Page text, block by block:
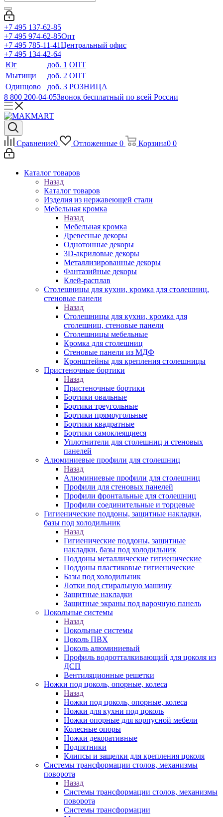
+7 495 137-62-85
+7 495 974-62-85Опт
+7 495 785-11-41Центральный офис
+7 495 134-42-64
Юг
доб. 1 ОПТ
Мытищи
доб. 2 ОПТ
Одинцово
доб. 3 РОЗНИЦА
8 800 200-04-05Звонок бесплатный по всей России
Сравнение0 Отложенные 0 Корзина0 0
Каталог товаров
Назад
Каталог товаров
Изделия из нержавеющей стали
Мебельная кромка
Назад
Мебельная кромка
Древесные декоры
Однотонные декоры
3D-акриловые декоры
Металлизированные декоры
Фантазийные декоры
Клей-расплав
Столешницы для кухни, кромка для столешниц,
стеновые панели
Назад
Столешницы для кухни, кромка для
столешниц, стеновые панели
Столешницы мебельные
Кромка для столешниц
Стеновые панели из МДФ
Кронштейны для крепления столешницы
Пристеночные бортики
Назад
Пристеночные бортики
Бортики овальные
Бортики треугольные
Бортики прямоугольные
Бортики квадратные
Бортики самоклеящиеся
Уплотнители для столешниц и стеновых
панелей
Алюминиевые профили для столешниц
Назад
Алюминиевые профили для столешниц
Профили для стеновых панелей
Профили фронтальные для столешниц
Профили соединительные и торцевые
Гигиенические поддоны, защитные накладки,
базы под холодильник
Назад
Гигиенические поддоны, защитные
накладки, базы под холодильник
Поддоны металлические гигиенические
Поддоны пластиковые гигиенические
Базы под холодильник
Лотки под стиральную машину
Защитные накладки
Защитные экраны под варочную панель
Цокольные системы
Назад
Цокольные системы
Цоколь ПВХ
Цоколь алюминиевый
Профиль водоотталкивающий для цоколя из
ДСП
Вентиляционные решетки
Ножки под цоколь, опорные, колеса
Назад
Ножки под цоколь, опорные, колеса
Ножки для кухни под цоколь
Ножки опорные для корпусной мебели
Колесные опоры
Ножки декоративные
Подпятники
Клипсы и защелки для крепления цоколя
Системы трансформации столов, механизмы
поворота
Назад
Системы трансформации столов, механизмы
поворота
Системы трансформации